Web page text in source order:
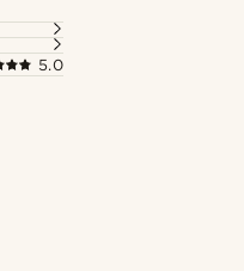
5.0